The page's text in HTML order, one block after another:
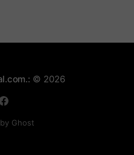
© 2026
Ghost